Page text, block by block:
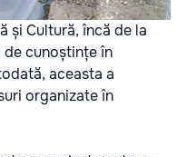
și Cultură, încă de la
cunoștințe în
aceasta a
organizate în